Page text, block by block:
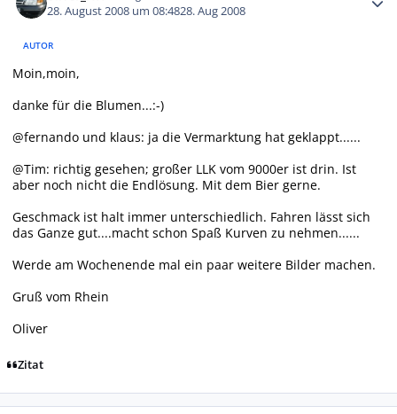
28. August 2008 um 08:4828. Aug 2008
AUTOR
Moin,moin,
danke für die Blumen...:-)
@fernando und klaus: ja die Vermarktung hat geklappt......
@Tim: richtig gesehen; großer LLK vom 9000er ist drin. Ist
aber noch nicht die Endlösung. Mit dem Bier gerne.
Geschmack ist halt immer unterschiedlich. Fahren lässt sich
das Ganze gut....macht schon Spaß Kurven zu nehmen......
Werde am Wochenende mal ein paar weitere Bilder machen.
Gruß vom Rhein
Oliver
Zitat